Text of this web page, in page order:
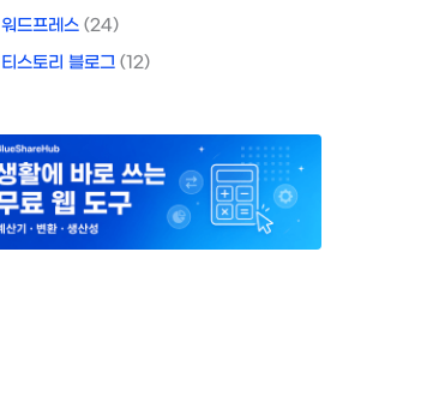
워드프레스 (24)
티스토리 블로그 (12)